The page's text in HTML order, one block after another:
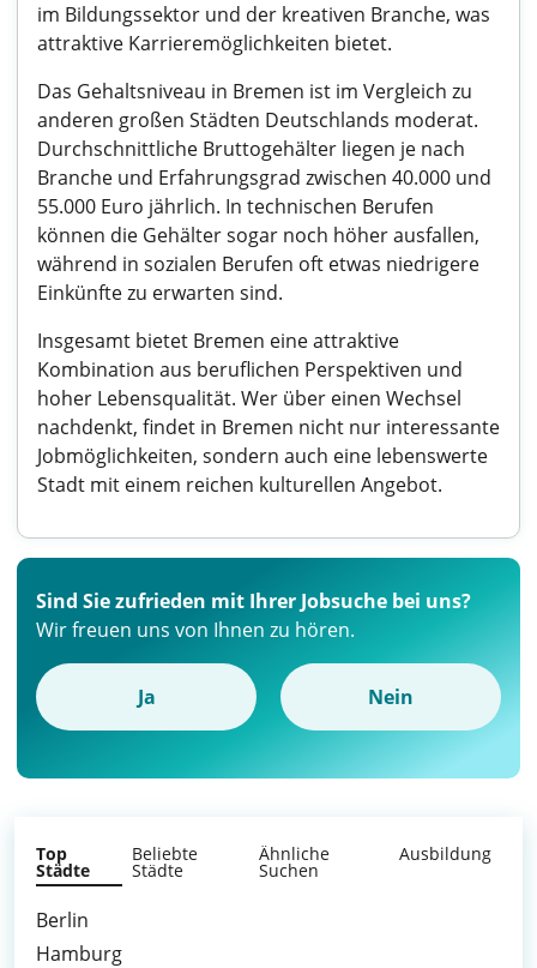
im Bildungssektor und der kreativen Branche, was
attraktive Karrieremöglichkeiten bietet.
Das Gehaltsniveau in Bremen ist im Vergleich zu
anderen großen Städten Deutschlands moderat.
Durchschnittliche Bruttogehälter liegen je nach
Branche und Erfahrungsgrad zwischen 40.000 und
55.000 Euro jährlich. In technischen Berufen
können die Gehälter sogar noch höher ausfallen,
während in sozialen Berufen oft etwas niedrigere
Einkünfte zu erwarten sind.
Insgesamt bietet Bremen eine attraktive
Kombination aus beruflichen Perspektiven und
hoher Lebensqualität. Wer über einen Wechsel
nachdenkt, findet in Bremen nicht nur interessante
Jobmöglichkeiten, sondern auch eine lebenswerte
Stadt mit einem reichen kulturellen Angebot.
Sind Sie zufrieden mit Ihrer Jobsuche bei uns?
Wir freuen uns von Ihnen zu hören.
Ja Nein
Top
Städte
Beliebte
Städte
Ähnliche
Suchen
Ausbildung
Berlin
Hamburg